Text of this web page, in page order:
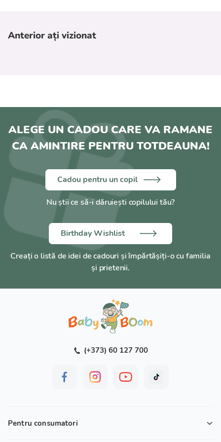
Anterior ați vizionat
ALEGE UN CADOU CARE VA RAMANE
CA AMINTIRE PENTRU TOTDEAUNA!
Cadou pentru un copil
Nu știi ce să-i dăruiești copilului tău?
Birthday Wishlist
Creați o listă de idei de cadouri și împărtășiți-o cu familia
și prietenii.
(+373) 60 127 700
Pentru consumatori